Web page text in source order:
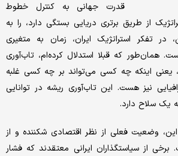
قدرت جهانی به کنترل خطوط
از طریق برتری دریایی بستگی دارد، را به
در تفکر استراتژیک ایران، زمان به متغیری
همان‌طور که قبلا استدلال کرده‌ام، تاب‌آوری
یعنی اینکه چه کسی می‌تواند بر چه کسی غلبه
نیز هست. این تاب‌آوری ریشه در توانایی
یک سلاح دارد.
وضعیت فعلی از نظر اقتصادی شکننده و از
از سیاستگذاران ایرانی معتقدند که فشار